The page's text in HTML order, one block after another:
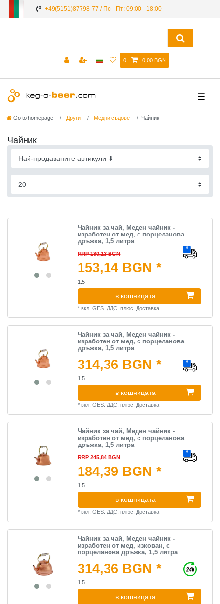
+49(5151)87798-77 / По - Пт: 09:00 - 18:00
0 0,00 BGN
☰
Go to homepage Други Mедни съдове Чайник
Чайник
Чайник за чай, Меден чайник -
изработен от мед, с порцеланова
дръжка, 1,5 литра
RRP 180,13 BGN
153,14 BGN *
1.5
в кошницата
*вкл. GES. ДДС. плюс. Доставка
Чайник за чай, Меден чайник -
изработен от мед, с порцеланова
дръжка, 1,5 литра
314,36 BGN *
1.5
в кошницата
*вкл. GES. ДДС. плюс. Доставка
Чайник за чай, Меден чайник -
изработен от мед, с порцеланова
дръжка, 1,5 литра
RRP 245,84 BGN
184,39 BGN *
1.5
в кошницата
*вкл. GES. ДДС. плюс. Доставка
Чайник за чай, Меден чайник -
изработен от мед, изкован, с
порцеланова дръжка, 1,5 литра
314,36 BGN *
1.5
в кошницата